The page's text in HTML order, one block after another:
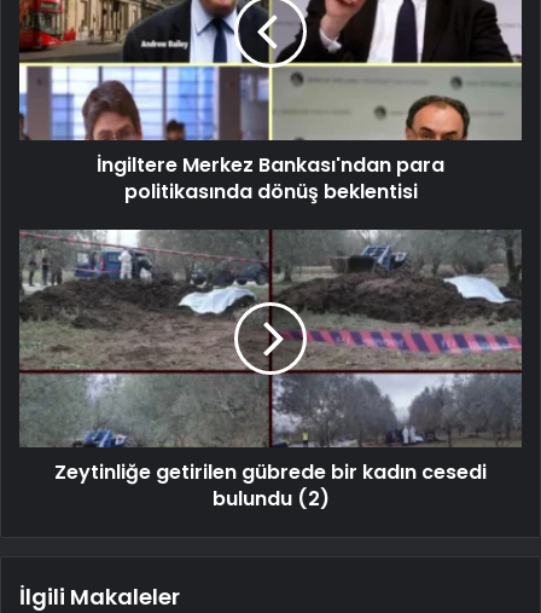
İngiltere Merkez Bankası'ndan para
politikasında dönüş beklentisi
Zeytinliğe getirilen gübrede bir kadın cesedi
bulundu (2)
İlgili Makaleler